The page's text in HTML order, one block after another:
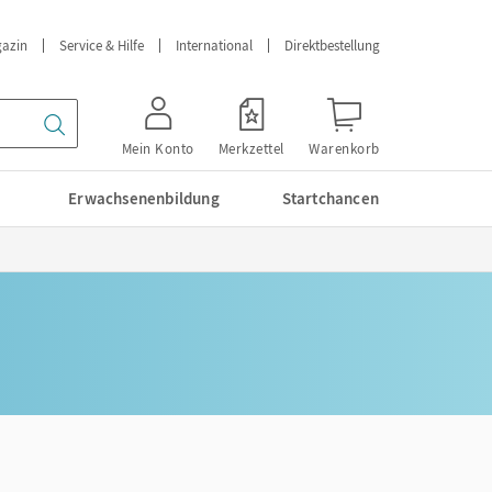
Service & Hilfe International Direktbestellung
Mein Konto Merkzettel Warenkorb
Erwachsenenbildung Startchancen